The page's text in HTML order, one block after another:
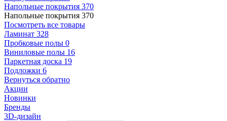
Напольные покрытия 370
Напольные покрытия 370
Посмотреть все товары
Ламинат 328
Пробковые полы 0
Виниловые полы 16
Паркетная доска 19
Подложки 6
Вернуться обратно
Акции
Новинки
Бренды
3D-дизайн